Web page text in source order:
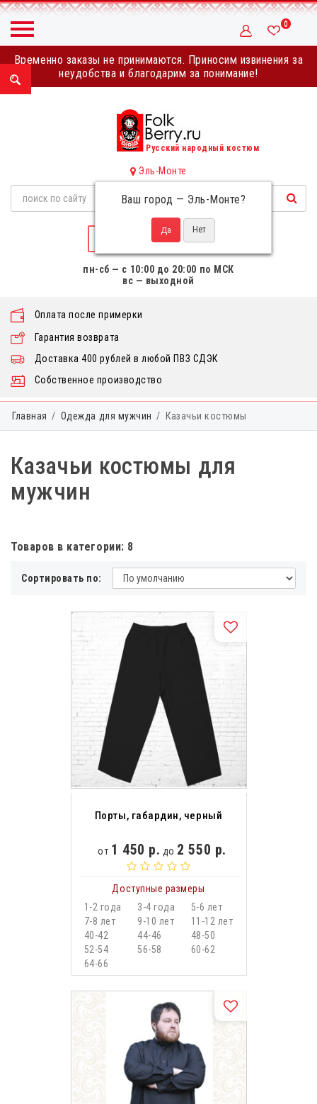
Временно заказы не принимаются. Приносим извинения за
неудобства и благодарим за понимание!
0
Русский народный костюм
Эль-Монте
Ваш город — Эль-Монте?
НАПИСАТЬ НАМ
пн-сб — с 10:00 до 20:00 по МСК
вс — выходной
Собственное производство
Оплата после примерки
Гарантия возврата
Доставка 400 рублей в любой ПВЗ СДЭК
Главная Одежда для мужчин Казачьи костюмы
Казачьи костюмы для
мужчин
Товаров в категории: 8
Сортировать по:
Порты, габардин, черный
от 1 450 р. до 2 550 р.
Доступные размеры
1-2 года
3-4 года
5-6 лет
7-8 лет
9-10 лет
11-12 лет
40-42
44-46
48-50
52-54
56-58
60-62
64-66